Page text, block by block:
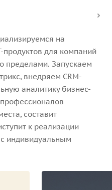
на
для компаний
пределами. Запускаем
внедряем CRM-
аналитику бизнес-
составит
к реализации
индивидуальным